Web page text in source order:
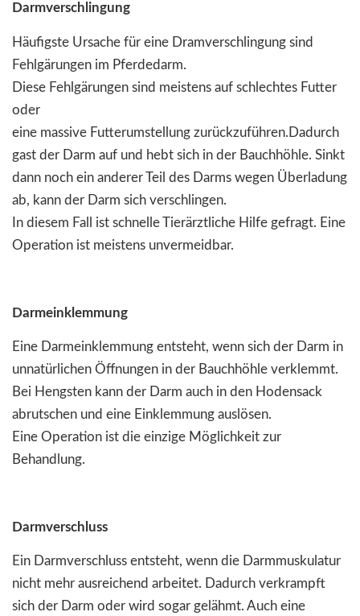
Darmverschlingung
Häufigste Ursache für eine Dramverschlingung sind
Fehlgärungen im Pferdedarm.
Diese Fehlgärungen sind meistens auf schlechtes Futter
oder
eine massive Futterumstellung zurückzuführen.Dadurch
gast der Darm auf und hebt sich in der Bauchhöhle. Sinkt
dann noch ein anderer Teil des Darms wegen Überladung
ab, kann der Darm sich verschlingen.
In diesem Fall ist schnelle Tierärztliche Hilfe gefragt. Eine
Operation ist meistens unvermeidbar.
Darmeinklemmung
Eine Darmeinklemmung entsteht, wenn sich der Darm in
unnatürlichen Öffnungen in der Bauchhöhle verklemmt.
Bei Hengsten kann der Darm auch in den Hodensack
abrutschen und eine Einklemmung auslösen.
Eine Operation ist die einzige Möglichkeit zur
Behandlung.
Darmverschluss
Ein Darmverschluss entsteht, wenn die Darmmuskulatur
nicht mehr ausreichend arbeitet. Dadurch verkrampft
sich der Darm oder wird sogar gelähmt. Auch eine